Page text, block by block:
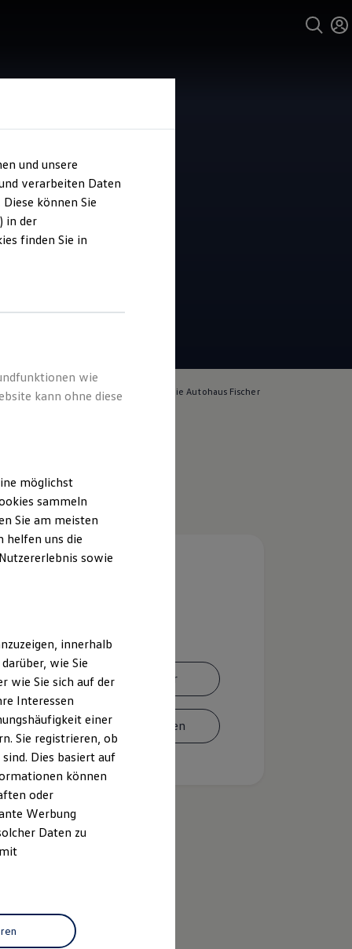
Fischer
4.8| 10 Bewertungen
für die Inhalte auf dieser Seite ist die Autohaus Fischer
Ansprechpartner
Termin vereinbaren
und unsere
verarbeiten Daten
können Sie
in der
finden Sie in
wie
kann ohne diese
möglichst
sammeln
Sie am meisten
helfen uns die
sowie
innerhalb
wie Sie
wie Sie sich auf der
Interessen
einer
Sie registrieren, ob
Dies basiert auf
können
oder
Werbung
Daten zu